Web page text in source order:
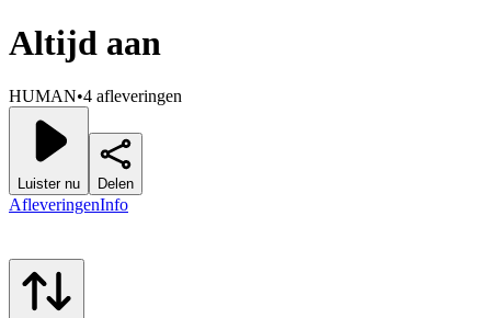
Altijd aan
HUMAN•4 afleveringen
Luister nu Delen
AfleveringenInfo